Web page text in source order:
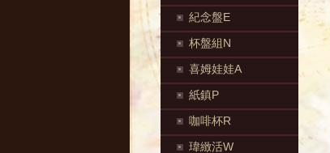
紀念盤E
杯盤組N
喜姆娃娃A
紙鎮P
咖啡杯R
瑋緻活W